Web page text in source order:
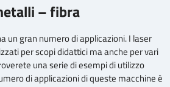
– fibra
un gran numero di applicazioni. I laser
per scopi didattici ma anche per vari
una serie di esempi di utilizzo
di applicazioni di queste macchine è